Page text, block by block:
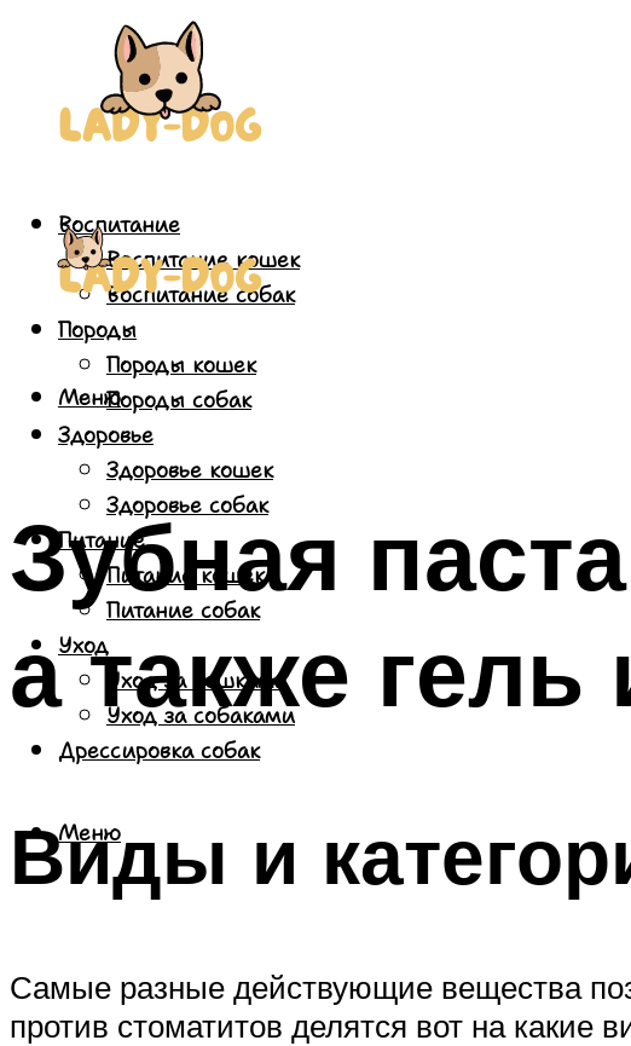
Воспитание
Воспитание кошек
Воспитание собак
Породы
Породы кошек
Породы собак
Здоровье
Здоровье кошек
Здоровье собак
Питание
Питание кошек
Питание собак
Уход
Уход за кошками
Уход за собаками
Дрессировка собак
Меню
Меню
Зубная
а также гель
Виды и
Самые разные действующие вещества
против стоматитов делятся вот на какие